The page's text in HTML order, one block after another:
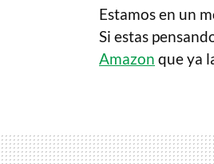
Estamos en un
Si estas
Amazon que ya